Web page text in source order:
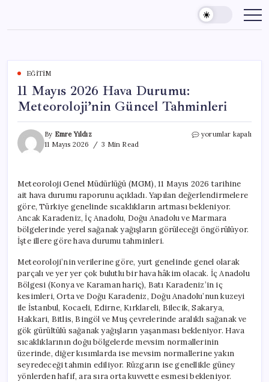
content
EĞITIM
11 Mayıs 2026 Hava Durumu:
Meteoroloji’nin Güncel Tahminleri
By Emre Yıldız
11 Mayıs 2026
3 Min Read
11
Meteoroloji’nin
Güncel
Tahminleri
için
yorumlar kapalı
Meteoroloji Genel Müdürlüğü (MGM), 11 Mayıs 2026 tarihine
ait hava durumu raporunu açıkladı. Yapılan değerlendirmelere
göre, Türkiye genelinde sıcaklıkların artması bekleniyor.
Ancak Karadeniz, İç Anadolu, Doğu Anadolu ve Marmara
bölgelerinde yerel sağanak yağışların görüleceği öngörülüyor.
İşte illere göre hava durumu tahminleri.
Meteoroloji’nin verilerine göre, yurt genelinde genel olarak
parçalı ve yer yer çok bulutlu bir hava hâkim olacak. İç Anadolu
Bölgesi (Konya ve Karaman hariç), Batı Karadeniz’in iç
kesimleri, Orta ve Doğu Karadeniz, Doğu Anadolu’nun kuzeyi
ile İstanbul, Kocaeli, Edirne, Kırklareli, Bilecik, Sakarya,
Hakkari, Bitlis, Bingöl ve Muş çevrelerinde aralıklı sağanak ve
gök gürültülü sağanak yağışların yaşanması bekleniyor. Hava
sıcaklıklarının doğu bölgelerde mevsim normallerinin
üzerinde, diğer kısımlarda ise mevsim normallerine yakın
seyredeceği tahmin ediliyor. Rüzgarın ise genellikle güney
yönlerden hafif, ara sıra orta kuvvette esmesi bekleniyor.